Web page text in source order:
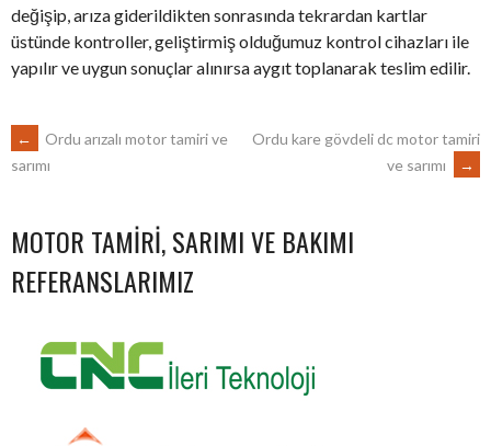
değişip, arıza giderildikten sonrasında tekrardan kartlar
üstünde kontroller, geliştirmiş olduğumuz kontrol cihazları ile
yapılır ve uygun sonuçlar alınırsa aygıt toplanarak teslim edilir.
POST
NAVIGATION
←
Ordu arızalı motor tamiri ve
sarımı
Ordu kare gövdeli dc motor tamiri
ve sarımı
→
MOTOR TAMIRI, SARIMI VE BAKIMI
REFERANSLARIMIZ